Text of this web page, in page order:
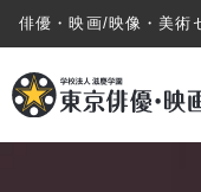
俳優・映画/映像・美術